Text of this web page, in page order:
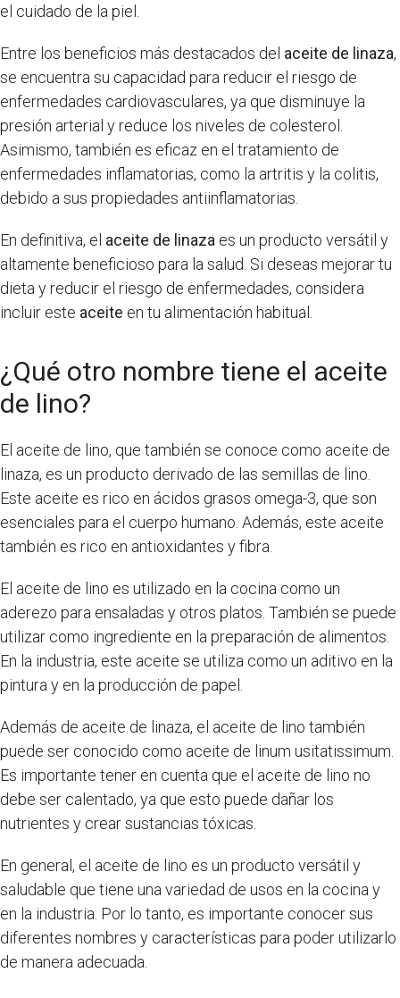
el cuidado de la piel.
Entre los beneficios más destacados del aceite de linaza,
se encuentra su capacidad para reducir el riesgo de
enfermedades cardiovasculares, ya que disminuye la
presión arterial y reduce los niveles de colesterol.
Asimismo, también es eficaz en el tratamiento de
enfermedades inflamatorias, como la artritis y la colitis,
debido a sus propiedades antiinflamatorias.
En definitiva, el aceite de linaza es un producto versátil y
altamente beneficioso para la salud. Si deseas mejorar tu
dieta y reducir el riesgo de enfermedades, considera
incluir este aceite en tu alimentación habitual.
¿Qué otro nombre tiene el aceite
de lino?
El aceite de lino, que también se conoce como aceite de
linaza, es un producto derivado de las semillas de lino.
Este aceite es rico en ácidos grasos omega-3, que son
esenciales para el cuerpo humano. Además, este aceite
también es rico en antioxidantes y fibra.
El aceite de lino es utilizado en la cocina como un
aderezo para ensaladas y otros platos. También se puede
utilizar como ingrediente en la preparación de alimentos.
En la industria, este aceite se utiliza como un aditivo en la
pintura y en la producción de papel.
Además de aceite de linaza, el aceite de lino también
puede ser conocido como aceite de linum usitatissimum.
Es importante tener en cuenta que el aceite de lino no
debe ser calentado, ya que esto puede dañar los
nutrientes y crear sustancias tóxicas.
En general, el aceite de lino es un producto versátil y
saludable que tiene una variedad de usos en la cocina y
en la industria. Por lo tanto, es importante conocer sus
diferentes nombres y características para poder utilizarlo
de manera adecuada.